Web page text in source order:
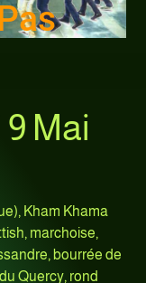
Mai
Kham Khama
marchoise,
bourrée de
Quercy, rond